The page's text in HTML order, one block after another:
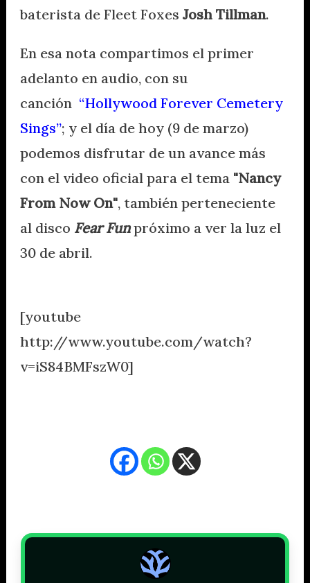
baterista de Fleet Foxes Josh Tillman.
En esa nota compartimos el primer
adelanto en audio, con su
canción “Hollywood Forever Cemetery
Sings”; y el día de hoy (9 de marzo)
podemos disfrutar de un avance más
con el video oficial para el tema "Nancy
From Now On", también perteneciente
al disco Fear Funpróximo a ver la luz el
30 de abril.
[youtube
http://www.youtube.com/watch?
v=iS84BMFszW0]